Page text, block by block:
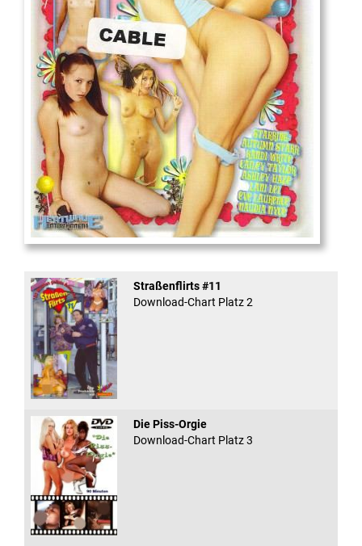
And Confused #8 - ...
Straßenflirts #11
Download-Chart Platz 2
Die Piss-Orgie
Download-Chart Platz 3